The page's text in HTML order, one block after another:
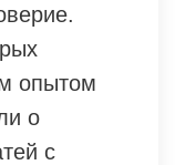
опытом
о
с